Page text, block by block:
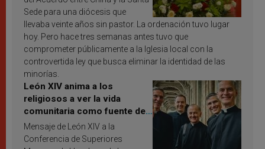
Sede para una diócesis que
llevaba veinte años sin pastor. La ordenación tuvo lugar
hoy. Pero hace tres semanas antes tuvo que
comprometer públicamente a la Iglesia local con la
controvertida ley que busca eliminar la identidad de las
minorías.
León XIV anima a los
religiosos a ver la vida
comunitaria como fuente de
inspiración y santificación
Mensaje de León XIV a la
Conferencia de Superiores